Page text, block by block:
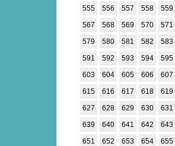
555
556 557 558 559
567
568 569 570 571
579
580 581 582 583
591
592 593 594 595
603
604 605 606 607
615
616 617 618 619
627
628 629 630 631
639
640 641 642 643
651
652 653 654 655